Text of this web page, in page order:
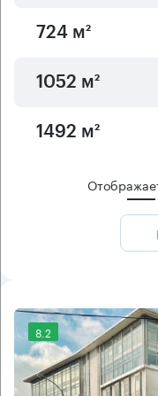
724 м²
1052 м²
1492 м²
8.2